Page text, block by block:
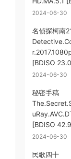
2024-06-30
名侦探柯南
[BDISO
2024-06-30
秘密手稿
[BDISO
2024-06-30
民歌四十